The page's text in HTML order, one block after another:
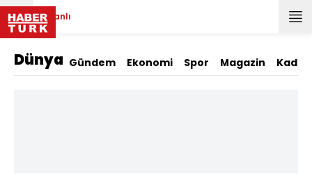
Canlı
Dünya Gündem Ekonomi Spor Magazin Kadın